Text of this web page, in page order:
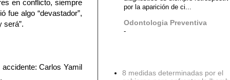
en conflicto, siempre
fue algo “devastador”,
será”.
Carlos Yamil
por la aparición de ci...
Odontologia Preventiva
-
8 medidas determinadas por el